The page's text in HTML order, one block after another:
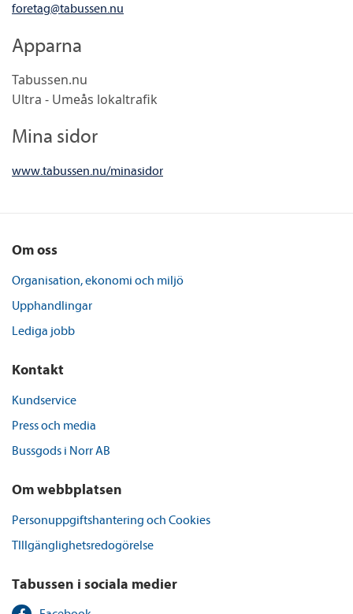
foretag@tabussen.nu
Apparna
Tabussen.nu
Ultra - Umeås lokaltrafik
Mina sidor
www.tabussen.nu/minasidor
Om oss
Organisation, ekonomi och miljö
Upphandlingar
Lediga jobb
Kontakt
Kundservice
Press och media
Bussgods i Norr AB
Om webbplatsen
Personuppgiftshantering och Cookies
TIllgänglighetsredogörelse
Tabussen i sociala medier